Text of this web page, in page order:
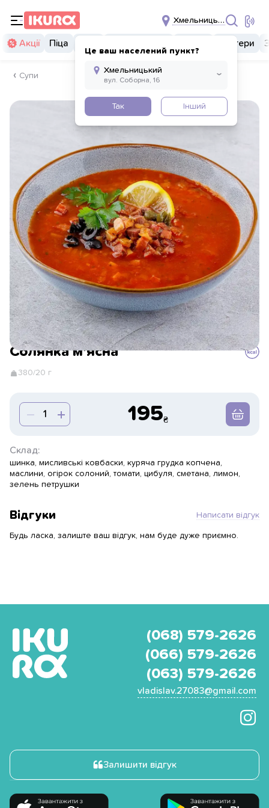
Хмельницький
Це ваш населений пункт?
Так Інший
Акції Піца Бургери
Супи
Солянка м'ясна
380/20 г
195
Склад:
шинка, мисливські ковбаски, куряча грудка копчена,
маслини, огірок солоний, томати, цибуля, сметана, лимон,
зелень петрушки
Відгуки Написати відгук
Будь ласка, залиште ваш відгук, нам буде дуже приємно.
(068) 579-2626
(066) 579-2626
(063) 579-2626
vladislav.27083@gmail.com
Залишити відгук